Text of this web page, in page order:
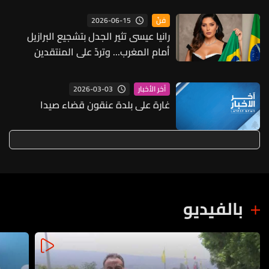
فنّ 2026-06-15
رانيا عيسى تثير الجدل بتشجيع البرازيل
أمام المغرب... وتردّ على المنتقدين
آخر الأخبار 2026-03-03
غارة على بلدة عنقون قضاء صيدا
بالفيديو